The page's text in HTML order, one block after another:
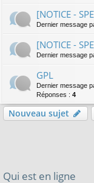
[NOTICE -
Dernier message
[NOTICE -
Dernier message
GPL
Dernier message
Réponses : 4
Nouveau sujet
Qui est en ligne